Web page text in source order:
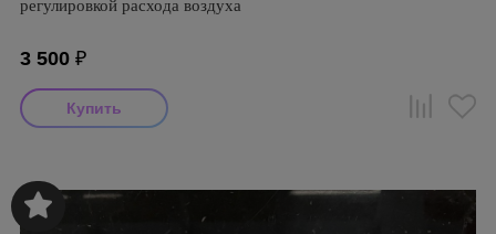
регулировкой расхода воздуха
3 500 ₽